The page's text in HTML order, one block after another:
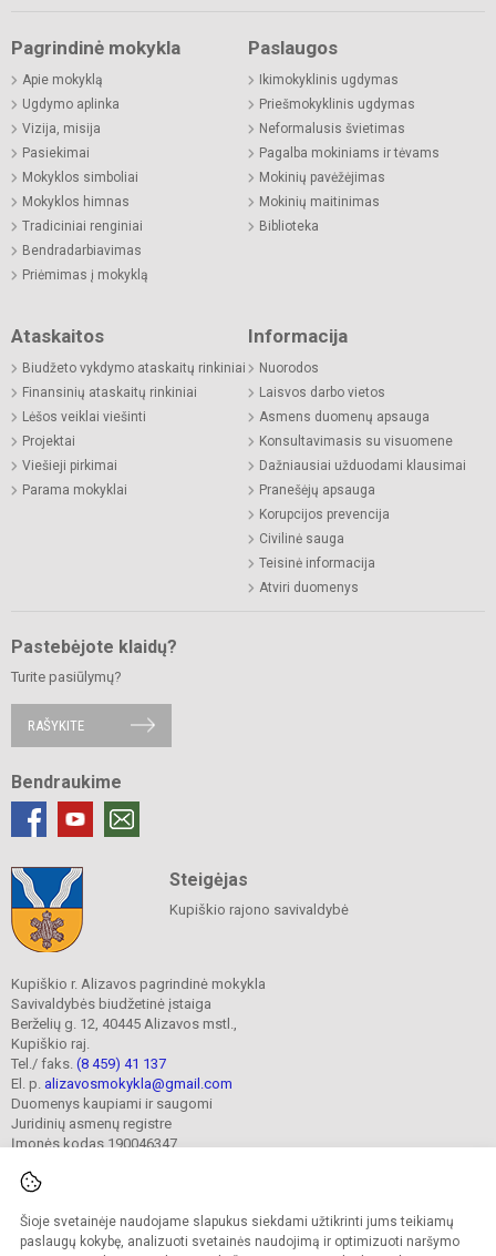
Šioje svetainėje naudojame slapukus siekdami užtikrinti jums teikiamų
paslaugų kokybę, analizuoti svetainės naudojimą ir optimizuoti naršymo
Pagrindinė mokykla
Apie mokyklą
Ugdymo aplinka
Vizija, misija
Pasiekimai
Mokyklos simboliai
Mokyklos himnas
Tradiciniai renginiai
Bendradarbiavimas
Priėmimas į mokyklą
Paslaugos
Ikimokyklinis ugdymas
Priešmokyklinis ugdymas
Neformalusis švietimas
Pagalba mokiniams ir tėvams
Mokinių pavėžėjimas
Mokinių maitinimas
Biblioteka
Ataskaitos
Biudžeto vykdymo ataskaitų rinkiniai
Finansinių ataskaitų rinkiniai
Lėšos veiklai viešinti
Projektai
Viešieji pirkimai
Parama mokyklai
Informacija
Nuorodos
Laisvos darbo vietos
Asmens duomenų apsauga
Konsultavimasis su visuomene
Dažniausiai užduodami klausimai
Pranešėjų apsauga
Korupcijos prevencija
Civilinė sauga
Teisinė informacija
Atviri duomenys
Pastebėjote klaidų?
Turite pasiūlymų?
RAŠYKITE
Bendraukime
Steigėjas
Kupiškio rajono savivaldybė
Kupiškio r. Alizavos pagrindinė mokykla
Savivaldybės biudžetinė įstaiga
Berželių g. 12, 40445 Alizavos mstl.,
Kupiškio raj.
Tel./ faks. (8 459) 41 137
El. p. alizavosmokykla@gmail.com
Duomenys kaupiami ir saugomi
Juridinių asmenų registre
Įmonės kodas 190046347
© 2023. Kupiškio r. Alizavos pagrindinė mokykla. Visos teisės saugomos.
Kopijuoti turinį be raštiško įstaigos administracijos sutikimo griežtai draudžiama.